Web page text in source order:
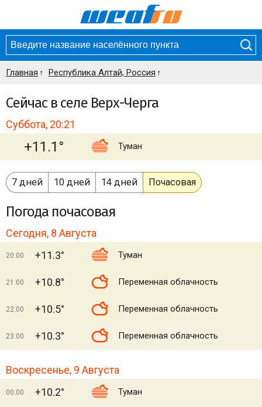
Главная Республика Алтай, Россия
Сейчас в селе Верх-Черга
Суббота, 20:21
+11.1° Туман
7 дней 10 дней 14 дней Почасовая
Погода почасовая
Сегодня, 8 Августа
20:00 +11.3° Туман
21:00 +10.8° Переменная облачность
22:00 +10.5° Переменная облачность
23:00 +10.3° Переменная облачность
Воскресенье, 9 Августа
00:00 +10.2° Туман